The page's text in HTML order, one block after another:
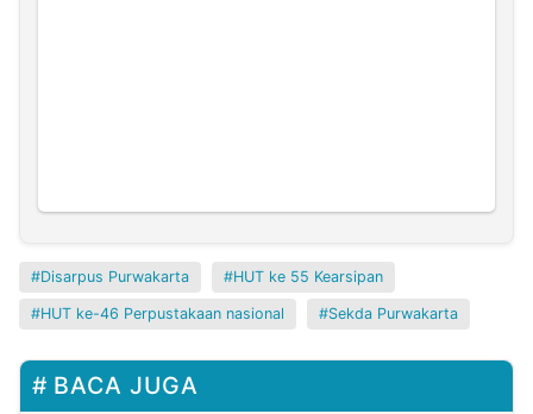
Disarpus Purwakarta HUT ke 55 Kearsipan
HUT ke-46 Perpustakaan nasional Sekda Purwakarta
BACA JUGA